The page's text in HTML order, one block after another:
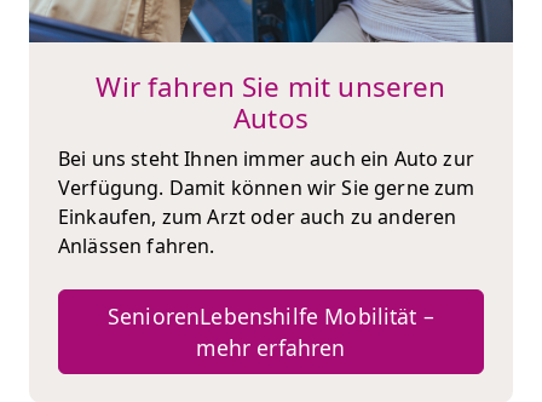
Wir fahren Sie mit unseren
Autos
Bei uns steht Ihnen immer auch ein Auto zur
Verfügung. Damit können wir Sie gerne zum
Einkaufen, zum Arzt oder auch zu anderen
Anlässen fahren.
SeniorenLebenshilfe Mobilität –
mehr erfahren